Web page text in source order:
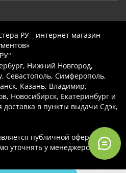
РУ - интернет магазин
Нижний Новгород,
Севастополь, Симферополь,
Казань, Владимир,
Новосибирск, Екатеринбург и
доставка в пункты выдачи Сдэк,
публичной офертой.
уточнять у менеджеров.